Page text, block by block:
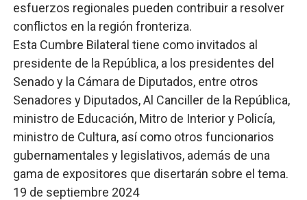
esfuerzos regionales pueden contribuir a resolver
conflictos en la región fronteriza.
Esta Cumbre Bilateral tiene como invitados al
presidente de la República, a los presidentes del
Senado y la Cámara de Diputados, entre otros
Senadores y Diputados, Al Canciller de la República,
ministro de Educación, Mitro de Interior y Policía,
ministro de Cultura, así como otros funcionarios
gubernamentales y legislativos, además de una
gama de expositores que disertarán sobre el tema.
19 de septiembre 2024